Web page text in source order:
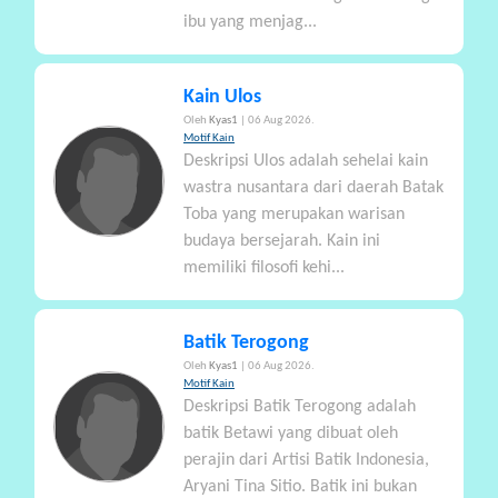
ibu yang menjag...
Kain Ulos
Oleh Kyas1
| 06 Aug 2026.
Motif Kain
Deskripsi Ulos adalah sehelai kain
wastra nusantara dari daerah Batak
Toba yang merupakan warisan
budaya bersejarah. Kain ini
memiliki filosofi kehi...
Batik Terogong
Oleh Kyas1
| 06 Aug 2026.
Motif Kain
Deskripsi Batik Terogong adalah
batik Betawi yang dibuat oleh
perajin dari Artisi Batik Indonesia,
Aryani Tina Sitio. Batik ini bukan